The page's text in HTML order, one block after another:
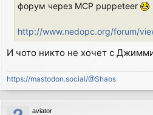
форум через MCP puppeteer
http://www.nedopc.org/forum/
И чото никто не хочет с
https://mastodon.social/@Shaos
aviator